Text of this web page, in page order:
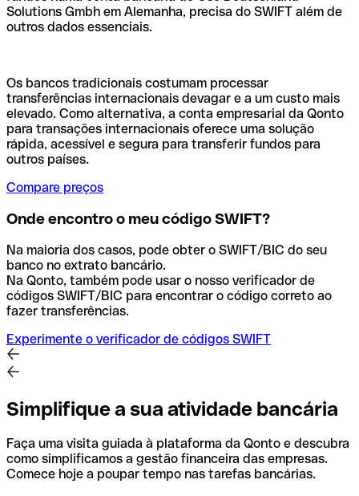
Solutions Gmbh em Alemanha, precisa do SWIFT além de
outros dados essenciais.
Os bancos tradicionais costumam processar
transferências internacionais devagar e a um custo mais
elevado. Como alternativa, a conta empresarial da Qonto
para transações internacionais oferece uma solução
rápida, acessível e segura para transferir fundos para
outros países.
Compare preços
Onde encontro o meu código SWIFT?
Na maioria dos casos, pode obter o SWIFT/BIC do seu
banco no extrato bancário.
Na Qonto, também pode usar o nosso verificador de
códigos SWIFT/BIC para encontrar o código correto ao
fazer transferências.
Experimente o verificador de códigos SWIFT
Simplifique a sua atividade bancária
Faça uma visita guiada à plataforma da Qonto e descubra
como simplificamos a gestão financeira das empresas.
Comece hoje a poupar tempo nas tarefas bancárias.